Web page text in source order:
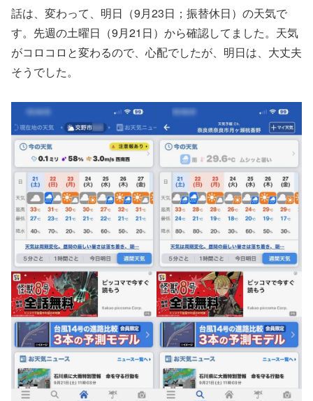
話は、変わって、明日（9月23日；振替休日）の天気で
す。先週の土曜日（9月21日）から確認してました。天気
がコロコロと変わるので、心配でしたが、明日は、大丈夫
そうでした。